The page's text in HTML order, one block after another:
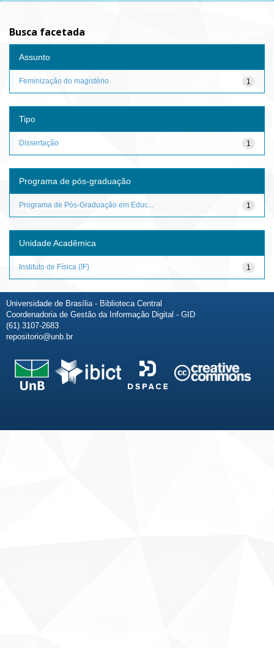
Busca facetada
Assunto
1
Feminização do magistério
Tipo
1
Dissertação
Programa de pós-graduação
1
Programa de Pós-Graduação em Educ...
Unidade Acadêmica
1
Instituto de Física (IF)
Universidade de Brasília - Biblioteca Central
Coordenadoria de Gestão da Informação Digital - GID
(61) 3107-2683
repositorio@unb.br